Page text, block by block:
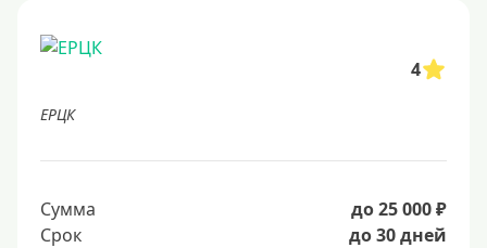
4
ЕРЦК
Сумма
до 25 000 ₽
Срок
до 30 дней